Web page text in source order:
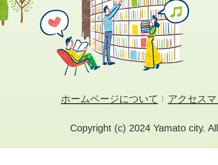
ホームページについて アクセス
Copyright (c) 2024 Yamato city.